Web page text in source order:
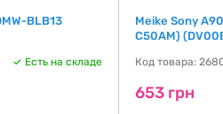
BLB13
Есть на складе
Meike Sony
C50AM)
Код товара:
653 грн